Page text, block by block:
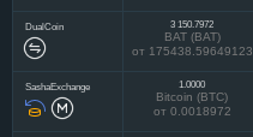
DualCoin 3 150.7972
BAT (BAT)
от 175438.59649123
SashaExchange 1.0000
Bitcoin (BTC)
от 0.0018972